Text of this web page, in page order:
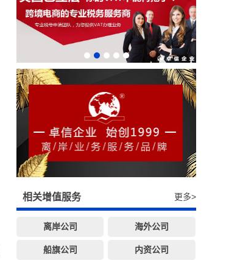
相关增值服务 更多>
离岸公司 海外公司
船旗公司 内资公司